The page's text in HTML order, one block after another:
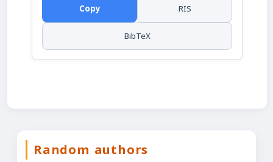
Copy
RIS
BibTeX
Random authors